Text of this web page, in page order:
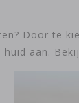
Door te
aan.